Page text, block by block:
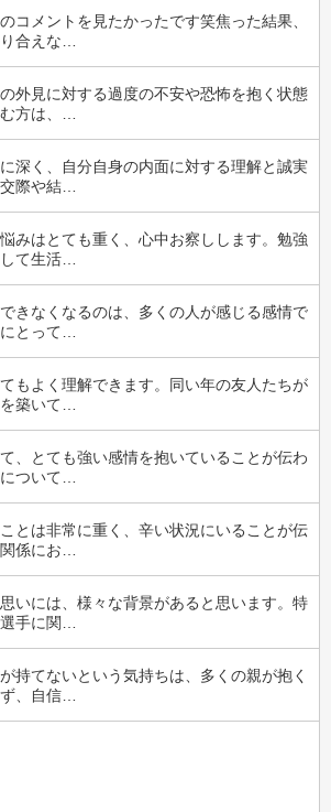
コメントを見たかったです笑焦った結果、
合えな…
外見に対する過度の不安や恐怖を抱く状態
方は、…
深く、自分自身の内面に対する理解と誠実
際や結…
みはとても重く、心中お察しします。勉強
て生活…
きなくなるのは、多くの人が感じる感情で
とって…
もよく理解できます。同い年の友人たちが
築いて…
、とても強い感情を抱いていることが伝わ
ついて…
とは非常に重く、辛い状況にいることが伝
係にお…
いには、様々な背景があると思います。特
手に関…
持てないという気持ちは、多くの親が抱く
、自信…